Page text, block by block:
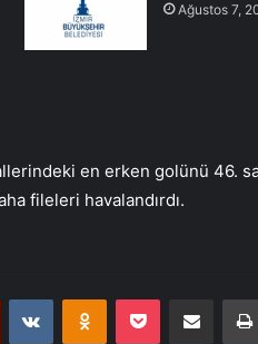
Ağustos 7,
en erken golünü 46.
fileleri havalandırdı.
Reddit VKontakteOdnoklassniki
Pocket E-Posta ile paylaş